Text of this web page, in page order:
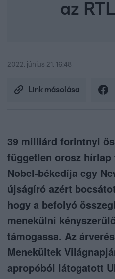
az
2022. június 21. 16:48
Link másolása
39 milliárd forintnyi
független orosz hírlap
Nobel-békedíja egy
újságíró azért
hogy a befolyó
menekülni
támogassa. Az
Menekültek
apropóból látogatott